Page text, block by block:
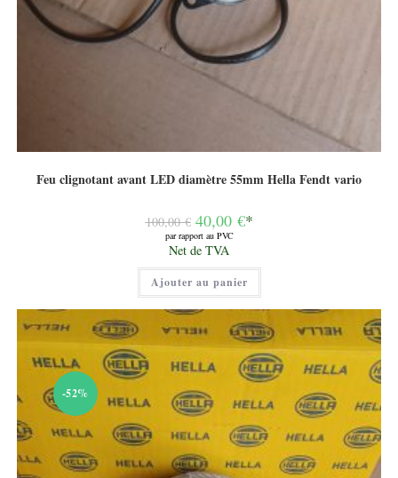
Feu clignotant avant LED diamètre 55mm Hella Fendt vario
100,00€ Le
prix
initial
était :
100,00 €.
40,00 €*
par rapport au PVC
Le
prix
actuel
est :
40,00 €.
Net de TVA
Ajouter au panier
-52%